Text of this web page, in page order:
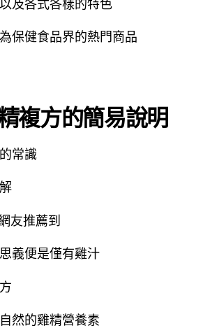
保健食品界的熱門商品
複方的簡易說明
常識
友推薦到
義便是僅有雞汁
然的雞精營養素